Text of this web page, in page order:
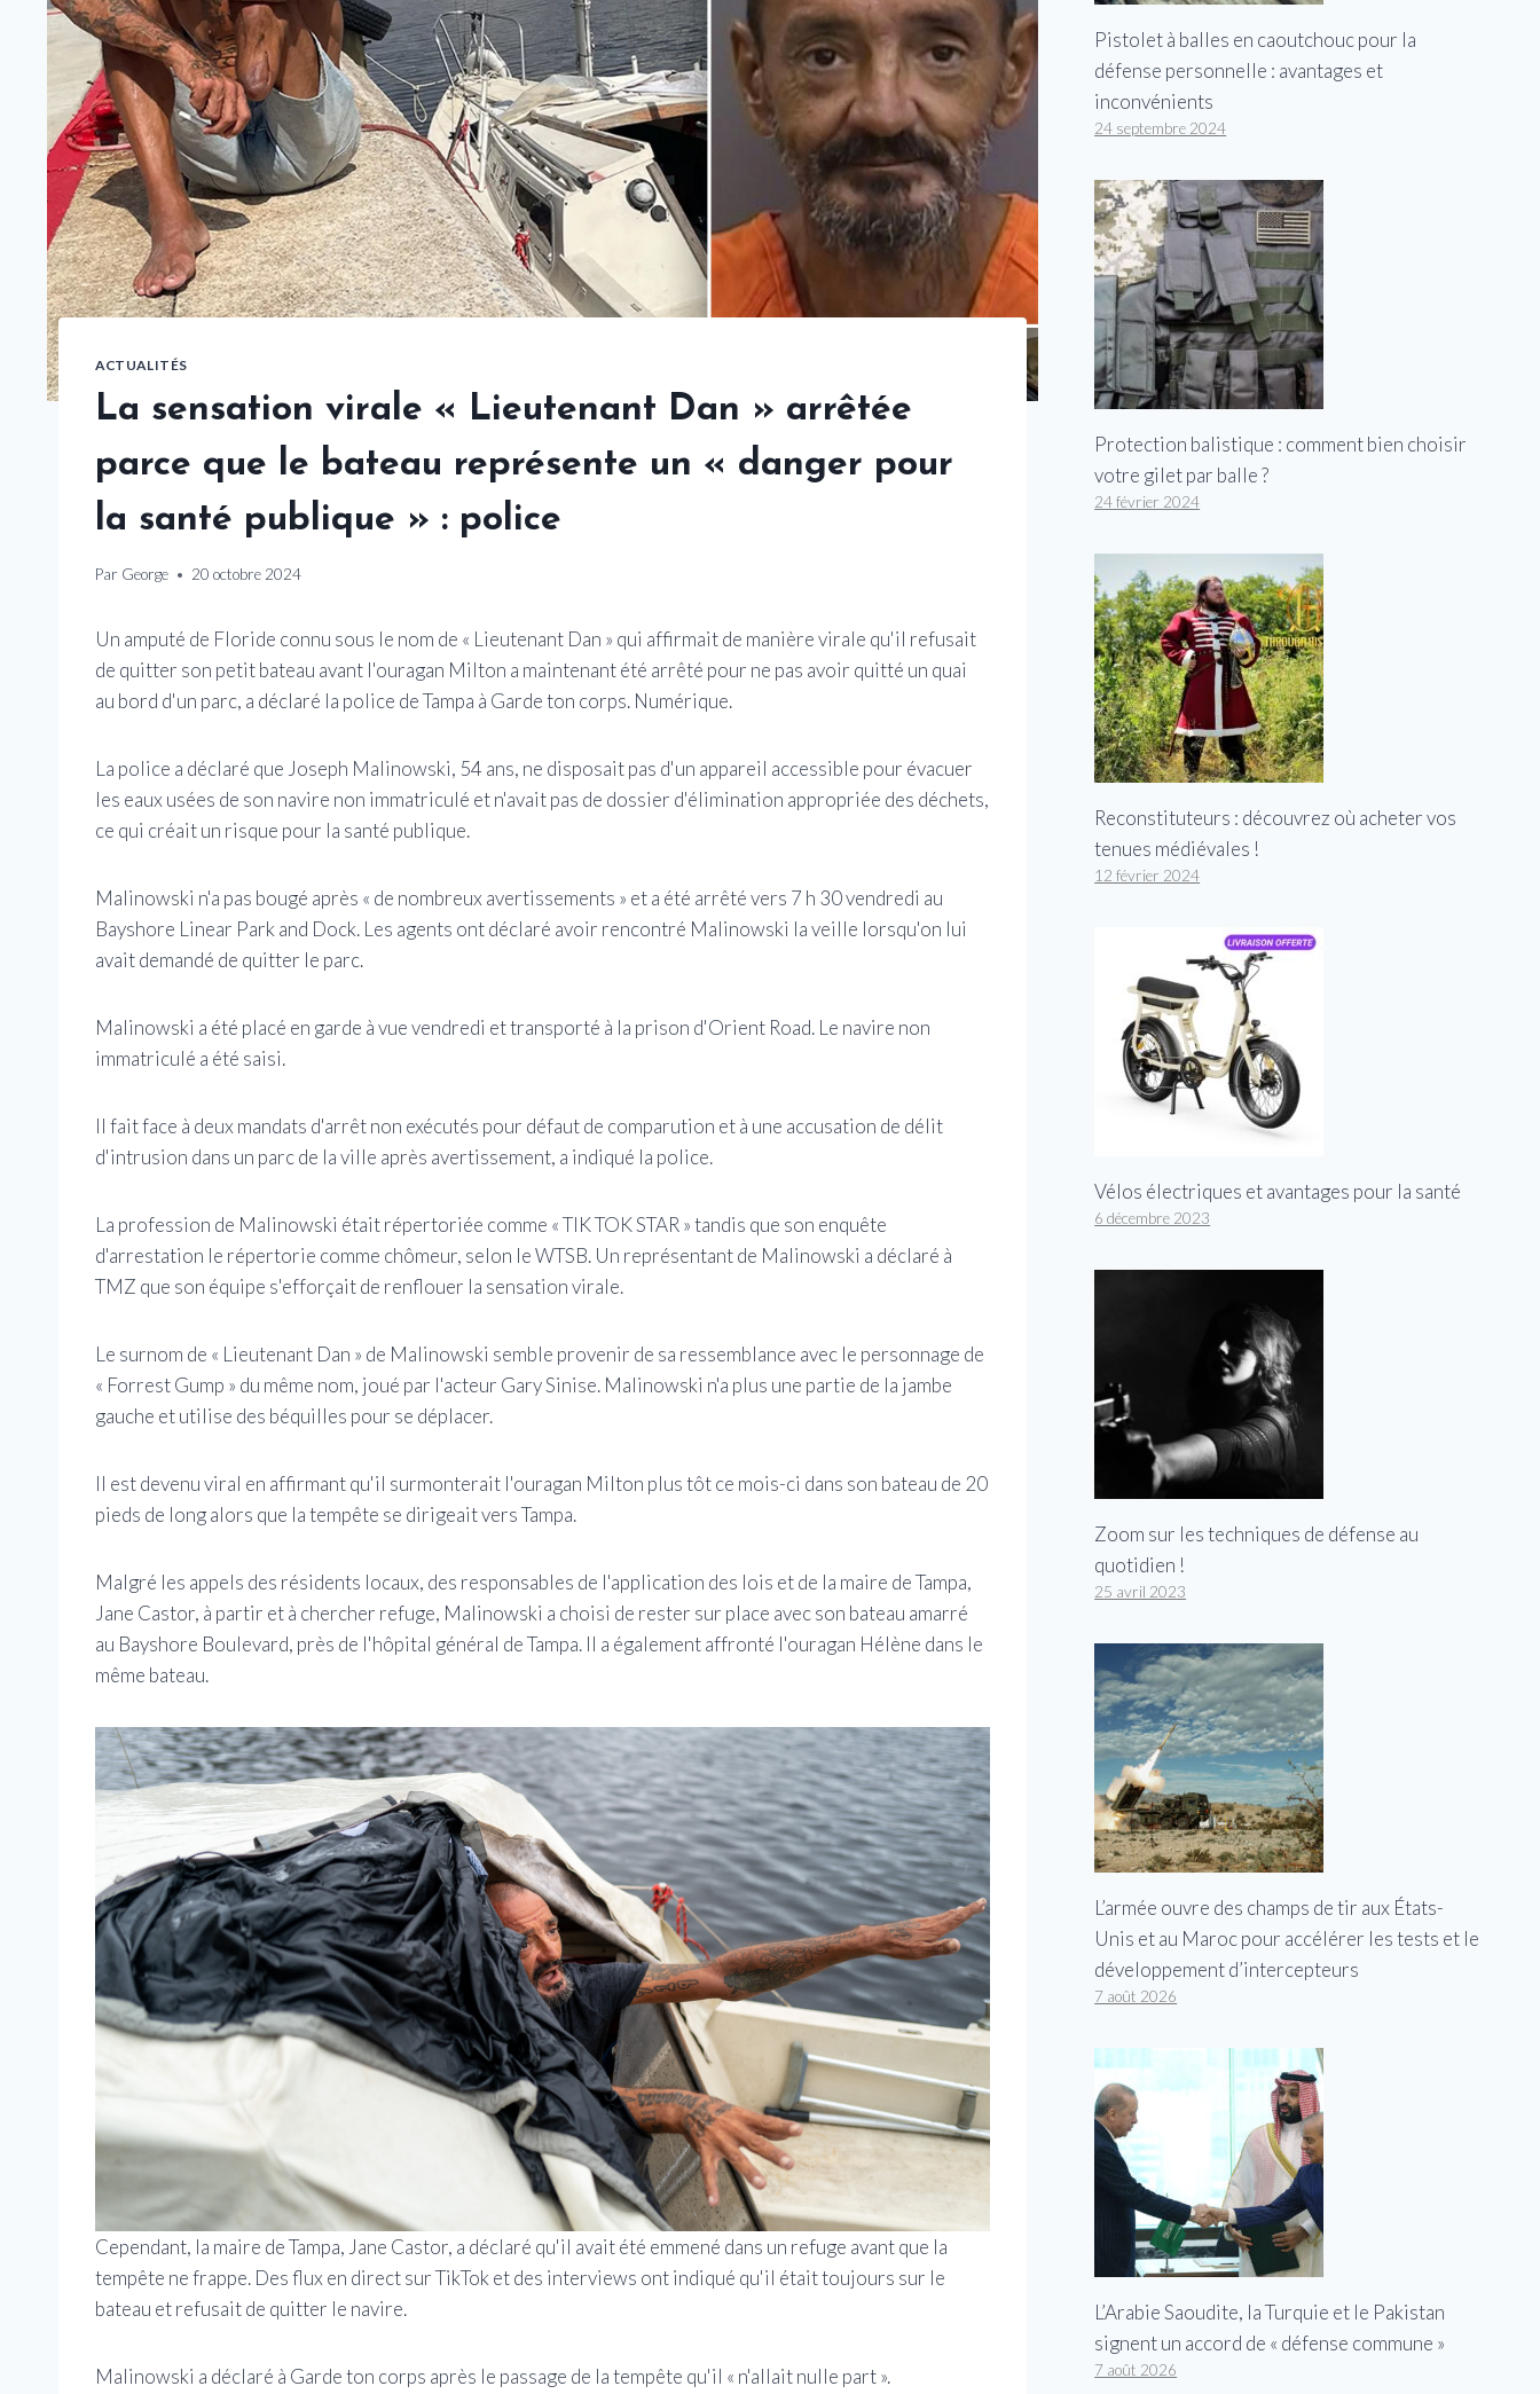
ACTUALITÉS
La sensation virale « Lieutenant Dan » arrêtée
parce que le bateau représente un « danger pour
la santé publique » : police
Par George 20 octobre 2024
Un amputé de Floride connu sous le nom de « Lieutenant Dan » qui affirmait de manière virale qu'il refusait
de quitter son petit bateau avant l'ouragan Milton a maintenant été arrêté pour ne pas avoir quitté un quai
au bord d'un parc, a déclaré la police de Tampa à Garde ton corps. Numérique.
La police a déclaré que Joseph Malinowski, 54 ans, ne disposait pas d'un appareil accessible pour évacuer
les eaux usées de son navire non immatriculé et n'avait pas de dossier d'élimination appropriée des déchets,
ce qui créait un risque pour la santé publique.
Malinowski n'a pas bougé après « de nombreux avertissements » et a été arrêté vers 7 h 30 vendredi au
Bayshore Linear Park and Dock. Les agents ont déclaré avoir rencontré Malinowski la veille lorsqu'on lui
avait demandé de quitter le parc.
Malinowski a été placé en garde à vue vendredi et transporté à la prison d'Orient Road. Le navire non
immatriculé a été saisi.
Il fait face à deux mandats d'arrêt non exécutés pour défaut de comparution et à une accusation de délit
d'intrusion dans un parc de la ville après avertissement, a indiqué la police.
La profession de Malinowski était répertoriée comme « TIK TOK STAR » tandis que son enquête
d'arrestation le répertorie comme chômeur, selon le WTSB. Un représentant de Malinowski a déclaré à
TMZ que son équipe s'efforçait de renflouer la sensation virale.
Le surnom de « Lieutenant Dan » de Malinowski semble provenir de sa ressemblance avec le personnage de
« Forrest Gump » du même nom, joué par l'acteur Gary Sinise. Malinowski n'a plus une partie de la jambe
gauche et utilise des béquilles pour se déplacer.
Il est devenu viral en affirmant qu'il surmonterait l'ouragan Milton plus tôt ce mois-ci dans son bateau de 20
pieds de long alors que la tempête se dirigeait vers Tampa.
Malgré les appels des résidents locaux, des responsables de l'application des lois et de la maire de Tampa,
Jane Castor, à partir et à chercher refuge, Malinowski a choisi de rester sur place avec son bateau amarré
au Bayshore Boulevard, près de l'hôpital général de Tampa. Il a également affronté l'ouragan Hélène dans le
même bateau.
Cependant, la maire de Tampa, Jane Castor, a déclaré qu'il avait été emmené dans un refuge avant que la
tempête ne frappe. Des flux en direct sur TikTok et des interviews ont indiqué qu'il était toujours sur le
bateau et refusait de quitter le navire.
Malinowski a déclaré à Garde ton corps après le passage de la tempête qu'il « n'allait nulle part ».
Pistolet à balles en caoutchouc pour la
défense personnelle : avantages et
inconvénients
24 septembre 2024
Protection balistique : comment bien choisir
votre gilet par balle ?
24 février 2024
Reconstituteurs : découvrez où acheter vos
tenues médiévales !
12 février 2024
Vélos électriques et avantages pour la santé
6 décembre 2023
Zoom sur les techniques de défense au
quotidien !
25 avril 2023
L’armée ouvre des champs de tir aux États-
Unis et au Maroc pour accélérer les tests et le
développement d’intercepteurs
7 août 2026
L’Arabie Saoudite, la Turquie et le Pakistan
signent un accord de « défense commune »
7 août 2026